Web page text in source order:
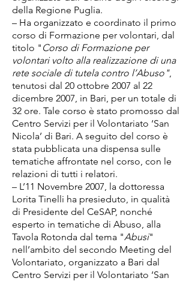
della Regione Puglia.
– Ha organizzato e coordinato il primo
corso di Formazione per volontari, dal
titolo " Corso di Formazione per
volontari volto alla realizzazione di una
rete sociale di tutela contro l’Abuso",
tenutosi dal 20 ottobre 2007 al 22
dicembre 2007, in Bari, per un totale di
32 ore. Tale corso è stato promosso dal
Centro Servizi per il Volontariato ‘San
Nicola’ di Bari. A seguito del corso è
stata pubblicata una dispensa sulle
tematiche affrontate nel corso, con le
relazioni di tutti i relatori.
– L’11 Novembre 2007, la dottoressa
Lorita Tinelli ha presieduto, in qualità
di Presidente del CeSAP, nonché
esperto in tematiche di Abuso, alla
Tavola Rotonda dal tema "Abusi"
nell’ambito del secondo Meeting del
Volontariato, organizzato a Bari dal
Centro Servizi per il Volontariato ‘San